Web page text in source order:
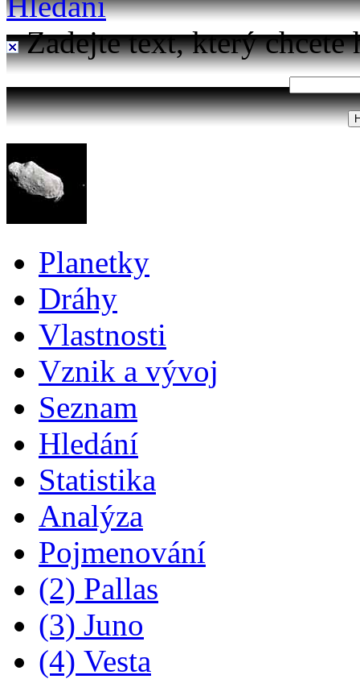
Zadejte text, který chcete
Planetky
Dráhy
Vlastnosti
Vznik a vývoj
Seznam
Hledání
Statistika
Analýza
Pojmenování
(2) Pallas
(3) Juno
(4) Vesta